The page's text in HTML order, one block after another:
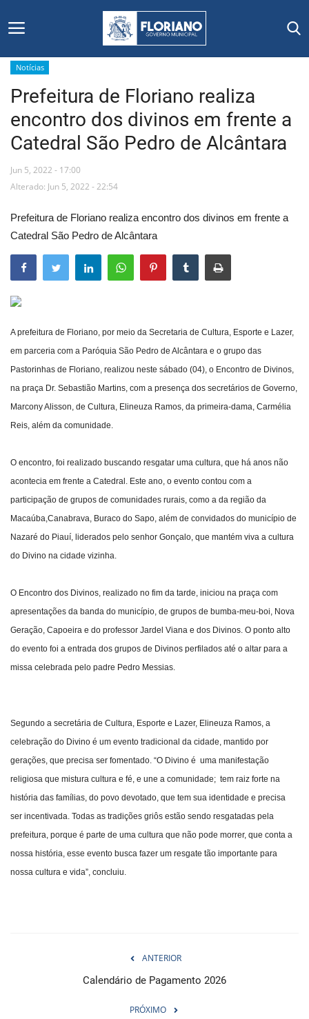
Início
Editais
Floriano
Mural de Licitações
Notícias
Vídeos
Webmail
Contato
Notícias
Prefeitura de Floriano realiza
encontro dos divinos em frente a
Catedral São Pedro de Alcântara
Jun 5, 2022 - 17:00
Alterado: Jun 5, 2022 - 22:54
Prefeitura de Floriano realiza encontro dos divinos em frente a
Catedral São Pedro de Alcântara
A prefeitura de Floriano, por meio da Secretaria de Cultura, Esporte e Lazer,
em parceria com a Paróquia São Pedro de Alcântara e o grupo das
Pastorinhas de Floriano, realizou neste sábado (04), o Encontro de Divinos,
na praça Dr. Sebastião Martins, com a presença dos secretários de Governo,
Marcony Alisson, de Cultura, Elineuza Ramos, da primeira-dama, Carmélia
Reis, além da comunidade.
O encontro, foi realizado buscando resgatar uma cultura, que há anos não
acontecia em frente a Catedral. Este ano, o evento contou com a
participação de grupos de comunidades rurais, como a da região da
Macaúba,Canabrava, Buraco do Sapo, além de convidados do município de
Nazaré do Piauí, liderados pelo senhor Gonçalo, que mantém viva a cultura
do Divino na cidade vizinha.
O Encontro dos Divinos, realizado no fim da tarde, iniciou na praça com
apresentações da banda do município, de grupos de bumba-meu-boi, Nova
Geração, Capoeira e do professor Jardel Viana e dos Divinos. O ponto alto
do evento foi a entrada dos grupos de Divinos perfilados até o altar para a
missa celebrada pelo padre Pedro Messias.
Segundo a secretária de Cultura, Esporte e Lazer, Elineuza Ramos, a
celebração do Divino é um evento tradicional da cidade, mantido por
gerações, que precisa ser fomentado. “O Divino é uma manifestação
religiosa que mistura cultura e fé, e une a comunidade; tem raiz forte na
história das famílias, do povo devotado, que tem sua identidade e precisa
ser incentivada. Todas as tradições griôs estão sendo resgatadas pela
prefeitura, porque é parte de uma cultura que não pode morrer, que conta a
nossa história, esse evento busca fazer um resgate tão importante para
nossa cultura e vida”, concluiu.
ANTERIOR
Calendário de Pagamento 2026
PRÓXIMO